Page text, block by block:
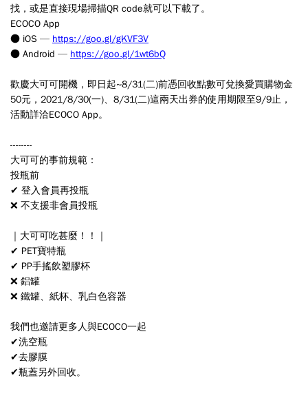
找，或是直接現場掃描QR code就可以下載了。
ECOCO App
● iOS — https://goo.gl/gKVF3V
● Android — https://goo.gl/1wt6bQ
歡慶大可可開機，即日起~8/31(二)前憑回收點數可兌換愛買購物金
50元，2021/8/30(一)、8/31(二)這兩天出券的使用期限至9/9止，
活動詳洽ECOCO App。
--------
大可可的事前規範：
投瓶前
✔ 登入會員再投瓶
❌ 不支援非會員投瓶
｜大可可吃甚麼！！｜
✔ PET寶特瓶
✔ PP手搖飲塑膠杯
❌ 鋁罐
❌ 鐵罐、紙杯、乳白色容器
我們也邀請更多人與ECOCO一起
✔洗空瓶
✔去膠膜
✔瓶蓋另外回收。